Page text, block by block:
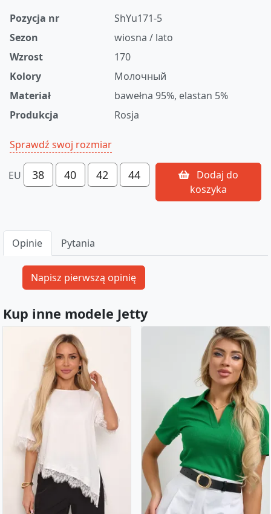
Pozycja nr
ShYu171-5
Sezon
wiosna / lato
Wzrost
170
Kolory
Молочный
Materiał
bawełna 95%, elastan 5%
Produkcja
Rosja
Sprawdź swoj rozmiar
EU 38 40 42 44
koszyka
Opinie Pytania
Kup inne modele Jetty